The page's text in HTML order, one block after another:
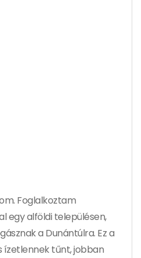
Foglalkoztam
egy alföldi településen,
a Dunántúlra. Ez a
ízetlennek tűnt, jobban